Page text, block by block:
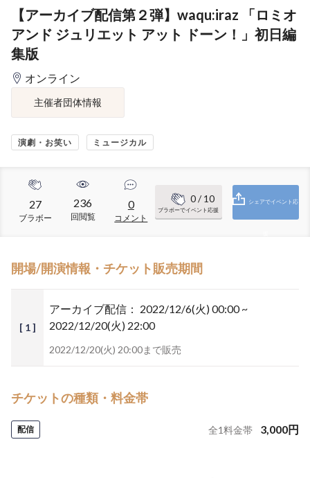
【アーカイブ配信第２弾】waqu:iraz 「ロミオ
アンド ジュリエット アット ドーン！」初日編
集版
オンライン
主催者団体情報
演劇・お笑い ミュージカル
27
ブラボー
236
回閲覧
0
コメント
0/ 10
ブラボーでイベント応援
シェアでイベント応
開場/開演情報・チケット販売期間
[ 1 ]
アーカイブ配信： 2022/12/6(火) 00:00 ~
2022/12/20(火) 22:00
2022/12/20(火) 20:00まで販売
チケットの種類・料金帯
配信 全1料金帯 3,000円